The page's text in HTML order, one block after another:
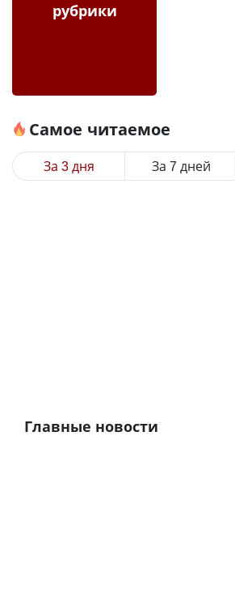
рубрики
Самое читаемое
За 3 дня За 7 дней
Главные новости